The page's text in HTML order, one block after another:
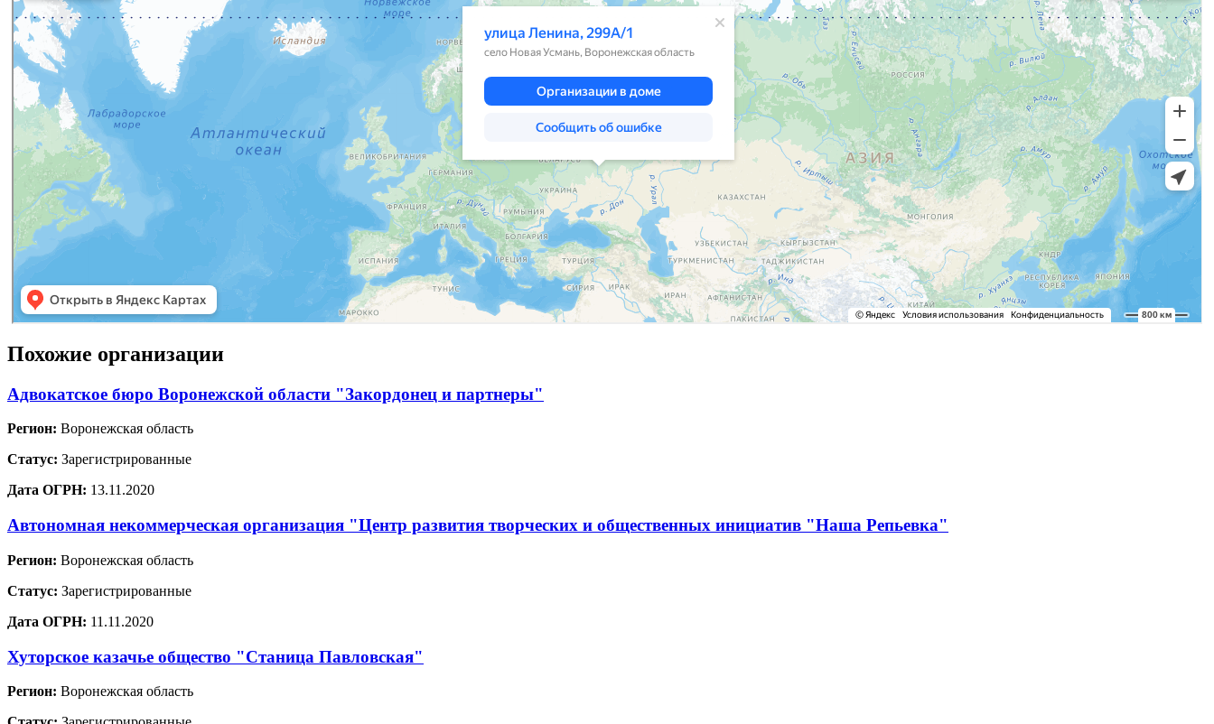
Похожие организации
Адвокатское бюро Воронежской области "Закордонец и партнеры"
Регион: Воронежская область
Статус: Зарегистрированные
Дата ОГРН: 13.11.2020
Автономная некоммерческая организация "Центр развития творческих и общественных инициатив "Наша Репьевка"
Регион: Воронежская область
Статус: Зарегистрированные
Дата ОГРН: 11.11.2020
Хуторское казачье общество "Станица Павловская"
Регион: Воронежская область